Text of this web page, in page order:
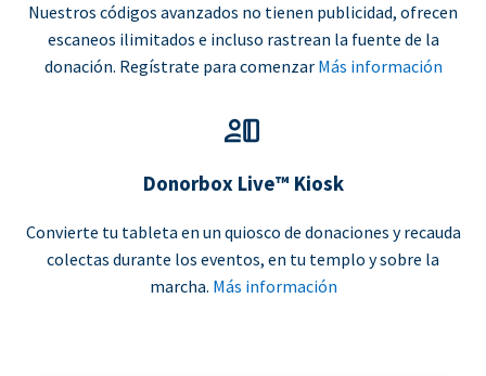
Nuestros códigos avanzados no tienen publicidad, ofrecen
escaneos ilimitados e incluso rastrean la fuente de la
donación. Regístrate para comenzar Más información
Donorbox Live™ Kiosk
Convierte tu tableta en un quiosco de donaciones y recauda
colectas durante los eventos, en tu templo y sobre la
marcha. Más información